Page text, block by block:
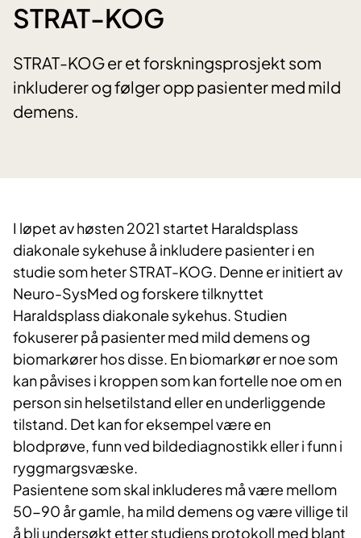
STRAT-KOG
STRAT-KOG er et forskningsprosjekt som
inkluderer og følger opp pasienter med mild
demens.
I løpet av høsten 2021 startet Haraldsplass
diakonale sykehuse å inkludere pasienter i en
studie som heter STRAT-KOG. Denne er initiert av
Neuro-SysMed og forskere tilknyttet
Haraldsplass diakonale sykehus. Studien
fokuserer på pasienter med mild demens og
biomarkører hos disse. En biomarkør er noe som
kan påvises i kroppen som kan fortelle noe om en
person sin helsetilstand eller en underliggende
tilstand. Det kan for eksempel være en
blodprøve, funn ved bildediagnostikk eller i funn i
ryggmargsvæske.
Pasientene som skal inkluderes må være mellom
50-90 år gamle, ha mild demens og være villige til
å bli undersøkt etter studiens protokoll med blant